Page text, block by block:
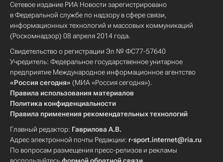
Сетевое издание РИА Новости зарегистрировано
в Федеральной службе по надзору в сфере связи,
информационных технологий и массовых коммуникаций
(Роскомнадзор) 08 апреля 2014 года.
Свидетельство о регистрации Эл № ФС77-57640
Учредитель: Федеральное государственное унитарное
предприятие Международное информационное агентство
«Россия сегодня» (МИА «Россия сегодня»).
Правила использования материалов
Политика конфиденциальности
Правила применения рекомендательных технологий
Главный редактор: Гаврилова А.В.
Адрес электронной почты Редакции: r-sport.internet@ria.ru
По вопросам размещения пресс-релизов и рекламы